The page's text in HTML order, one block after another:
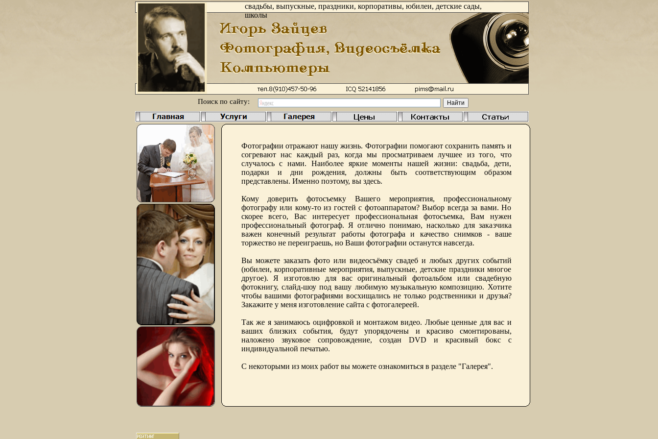
Фотографии отражают нашу жизнь. Фотографии помогают сохранить память и
согревают нас каждый раз, когда мы просматриваем лучшее из того, что
случалось с нами. Наиболее яркие моменты нашей жизни: свадьба, дети,
подарки и дни рождения, должны быть соответствующим образом
представлены. Именно поэтому, вы здесь.
Кому доверить фотосъемку Вашего мероприятия, профессиональному
фотографу или кому-то из гостей с фотоаппаратом? Выбор всегда за вами. Но
скорее всего, Вас интересует профессиональная фотосъемка, Вам нужен
профессиональный фотограф. Я отлично понимаю, насколько для заказчика
важен конечный результат работы фотографа и качество снимков - ваше
торжество не переиграешь, но Ваши фотографии останутся навсегда.
Вы можете заказать фото или видеосъёмку свадеб и любых других событий
(юбилеи, корпоративные мероприятия, выпускные, детские праздники многое
другое). Я изготовлю для вас оригинальный фотоальбом или свадебную
фотокнигу, слайд-шоу под вашу любимую музыкальную композицию. Хотите
чтобы вашими фотографиями восхищались не только родственники и друзья?
Закажите у меня изготовление сайта с фотогалереей.
Так же я занимаюсь оцифровкой и монтажом видео. Любые ценные для вас и
ваших близких события, будут упорядочены и красиво смонтированы,
наложено звуковое сопровождение, создан DVD и красивый бокс с
индивидуальной печатью.
С некоторыми из моих работ вы можете ознакомиться в разделе "Галерея".
свадьбы, выпускные, праздники, корпоративы, юбилеи, детские сады,
школы
Поиск по сайту: